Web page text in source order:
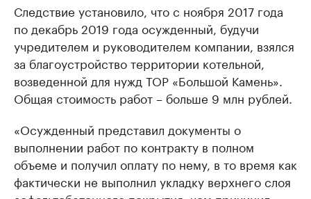
Следствие установило, что с ноября 2017 года
по декабрь 2019 года осужденный, будучи
учредителем и руководителем компании, взялся
за благоустройство территории котельной,
возведенной для нужд ТОР «Большой Камень».
Общая стоимость работ – больше 9 млн рублей.
«Осужденный представил документы о
выполнении работ по контракту в полном
объеме и получил оплату по нему, в то время как
фактически не выполнил укладку верхнего слоя